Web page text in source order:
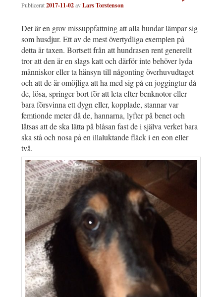
Publicerat2017-11-02avLars Torstenson
Det är en grov missuppfattning att alla hundar lämpar sig
som husdjur. Ett av de mest övertydliga exemplen på
detta är taxen. Bortsett från att hundrasen rent generellt
tror att den är en slags katt och därför inte behöver lyda
människor eller ta hänsyn till någonting överhuvudtaget
och att de är omöjliga att ha med sig på en joggingtur då
de, lösa, springer bort för att leta efter benknotor eller
bara försvinna ett dygn eller, kopplade, stannar var
femtionde meter då de, hannarna, lyfter på benet och
låtsas att de ska lätta på blåsan fast de i själva verket bara
ska stå och nosa på en illaluktande fläck i en eon eller
två.